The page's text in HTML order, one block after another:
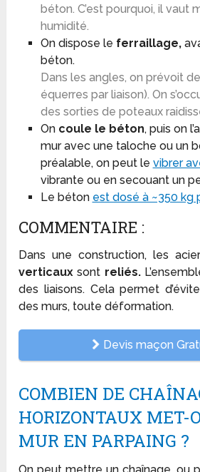
béton. C’est pourquoi, il vaut
humidité.
On dispose le ferraillage,
béton.
Dans les angles, on prévoit
équerres par liaison). On
des sorties de poteaux
On coule le béton, puis on
mur avec une taloche ou un
préalable, on peut le vibrer
vibrante ou en secouant un
Le béton est dosé à ~350 kg
COMMENTAIRE :
Dans une construction, les
verticaux sont reliés.
des liaisons. Cela permet
des murs, toute déformation.
Devis maçon
COMBIEN DE
HORIZONTAUX MET-
MUR EN PARPAING ?